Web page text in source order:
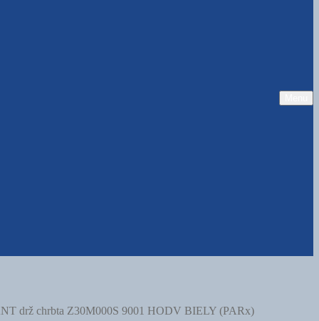
drž chrbta Z30M000S 9001 HODV BIELY (PARx)